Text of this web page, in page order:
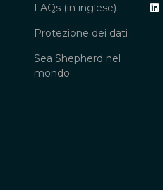
FAQs (in inglese)
Protezione dei dati
Sea Shepherd nel
mondo